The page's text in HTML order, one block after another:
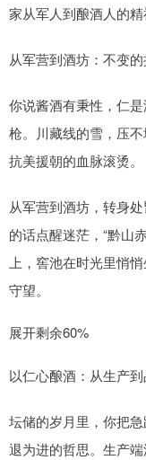
家从军人到酿酒人的精
从军营到酒坊：不变
你说酱酒有秉性，仁
枪。川藏线的雪，压
抗美援朝的血脉滚烫。
从军营到酒坊，转身
的话点醒迷茫，“黔山
上，窖池在时光里悄
守望。
展开剩余60%
以仁心酿酒：从生产
坛储的岁月里，你把
退为进的哲思。生产